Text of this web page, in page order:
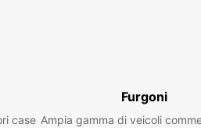
ferroviaria per una maggiore
semplice e veloce online,
case
Furgoni
Ampia gamma di veicoli